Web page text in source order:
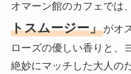
オマーン館のカフェでは
トスムージー」がオ
ローズの優しい香りと、
絶妙にマッチした大人の